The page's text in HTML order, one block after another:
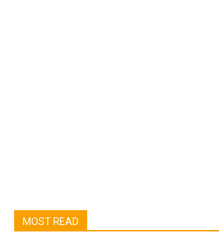
MOST READ